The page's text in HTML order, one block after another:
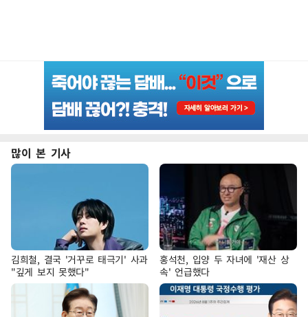
많이 본 기사
김희철, 결국 '거꾸로 태극기' 사과
"깊게 보지 못했다"
홍석천, 입양 두 자녀에 '재산 상
속' 언급했다